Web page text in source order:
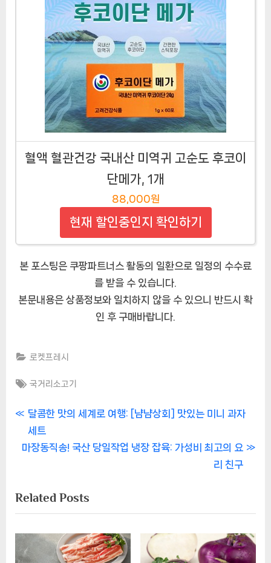
혈액 혈관건강 국내산 미역귀 고순도 후코이
단메가, 1개
88,000원
현재 할인중인지 확인하기
본 포스팅은 쿠팡파트너스 활동의 일환으로 일정의 수수료
를 받을 수 있습니다.
본문내용은 상품정보와 일치하지 않을 수 있으니 반드시 확
인 후 구매바랍니다.
로켓프레시
Tags:
국거리소고기
글
내
게
이
션
P
r
e
o
u
s
P
달콤한 맛의 세계로 여행: [냠냠상회] 맛있는 미니 과자
세트
N
t
P
o
s
마장동직송! 국산 당일작업 냉장 잡육: 가성비 최고의 요
리 친구
Related Posts